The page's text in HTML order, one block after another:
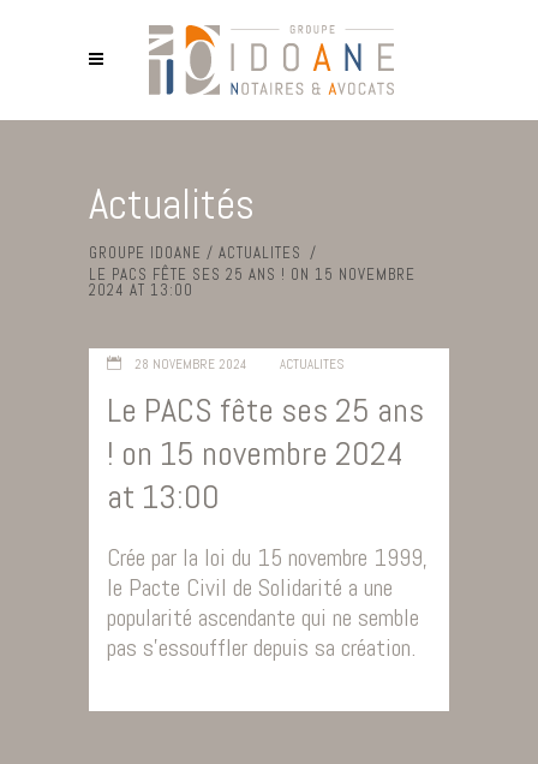
Actualités
GROUPE IDOANE / ACTUALITES /
LE PACS FÊTE SES 25 ANS ! ON 15 NOVEMBRE
2024 AT 13:00
28 NOVEMBRE 2024 ACTUALITES
Le PACS fête ses 25 ans
! on 15 novembre 2024
at 13:00
Crée par la loi du 15 novembre 1999,
le Pacte Civil de Solidarité a une
popularité ascendante qui ne semble
pas s’essouffler depuis sa création.